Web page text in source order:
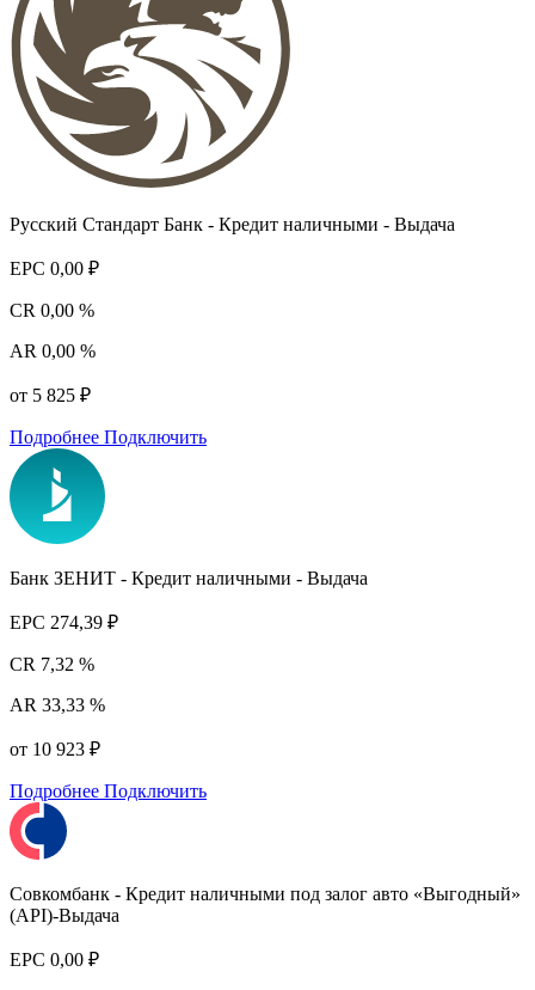
Русский Стандарт Банк - Кредит наличными - Выдача
EPC 0,00 ₽
CR 0,00 %
AR 0,00 %
от 5 825 ₽
Подробнее Подключить
Банк ЗЕНИТ - Кредит наличными - Выдача
EPC 274,39 ₽
CR 7,32 %
AR 33,33 %
от 10 923 ₽
Подробнее Подключить
Совкомбанк - Кредит наличными под залог авто «Выгодный»
(API)-Выдача
EPC 0,00 ₽